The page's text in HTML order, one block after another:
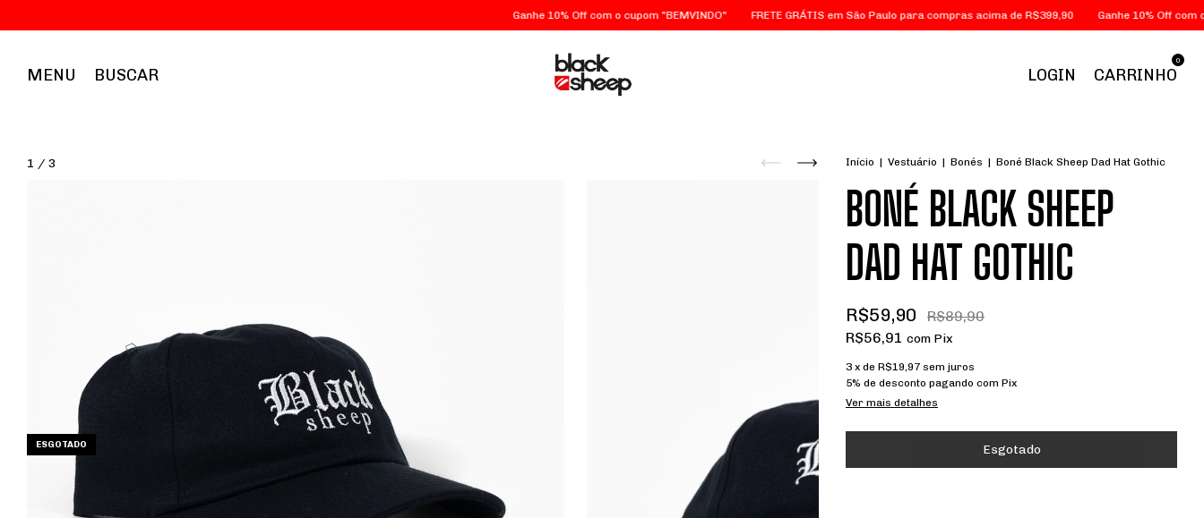
Ganhe 10% Off com o cupom "BEMVINDO" FRETE GRÁTIS em São Paulo para compras acima de R$399,90 Ganhe 10% Off com o cupom
MENU BUSCAR LOGIN CARRINHO
0
1 / 3
ESGOTADO
Início | Vestuário | Bonés | Boné Black Sheep Dad Hat Gothic
BONÉ BLACK SHEEP
DAD HAT GOTHIC
R$59,90
R$89,90
R$56,91 com Pix
3 x de R$19,97 sem juros
5% de desconto pagando com Pix
Ver mais detalhes